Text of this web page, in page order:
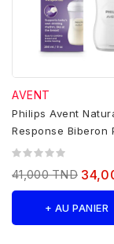
AVENT
Philips Avent
Response Biberon
3-6 Mois - 260ml
41,000 TND
+ AU PANIER